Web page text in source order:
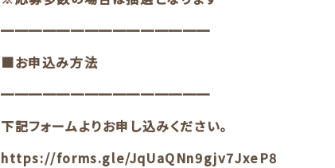
━━━━━━━━━━━━━━━
■お申込み方法
━━━━━━━━━━━━━━━
下記フォームよりお申し込みください。
https://forms.gle/JqUaQNn9gjv7JxeP8